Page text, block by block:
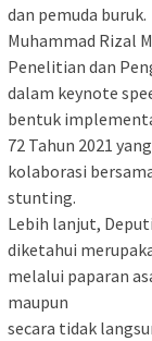
dan pemuda buruk.
Muhammad Rizal
Penelitian dan
dalam keynote
bentuk
72 Tahun 2021
kolaborasi
stunting.
Lebih lanjut,
diketahui
melalui paparan
maupun
secara tidak